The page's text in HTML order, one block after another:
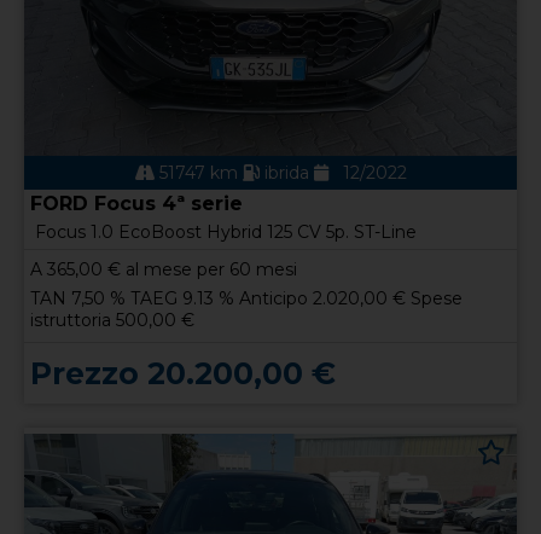
51747 km ibrida 12/2022
FORD Focus 4ª serie
Focus 1.0 EcoBoost Hybrid 125 CV 5p. ST-Line
A 365,00 € al mese per 60 mesi
TAN 7,50 % TAEG 9.13 % Anticipo 2.020,00 € Spese
istruttoria 500,00 €
Prezzo 20.200,00 €